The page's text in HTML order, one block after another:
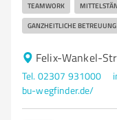
TEAMWORK
GANZHEITLICHE BETREUUNG
Felix-Wankel-
Tel. 02307 931000
bu-wegfinder.de/